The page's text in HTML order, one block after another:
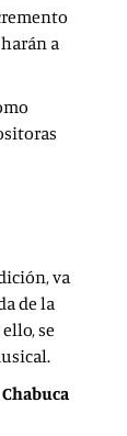
a
va
de la
se
Chabuca